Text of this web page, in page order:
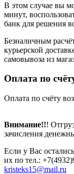
В этом случае вы
минут,
банк для решения
Безналичным
курьерской
самовывоза из
Оплата по
Оплата по счёту
Внимание!!!
зачисления
Если у Вас
их по тел.:
kristeks15@mail.ru